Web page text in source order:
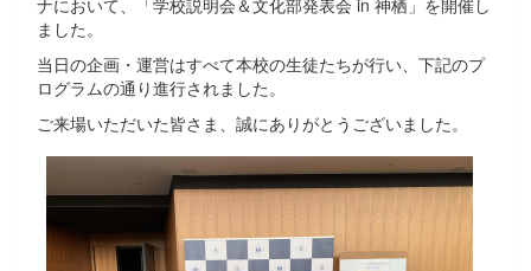
ナにおいて、「学校説明会＆文化部発表会 in 神栖」を開催し
ました。
当日の企画・運営はすべて本校の生徒たちが行い、下記のプ
ログラムの通り進行されました。
ご来場いただいた皆さま、誠にありがとうございました。